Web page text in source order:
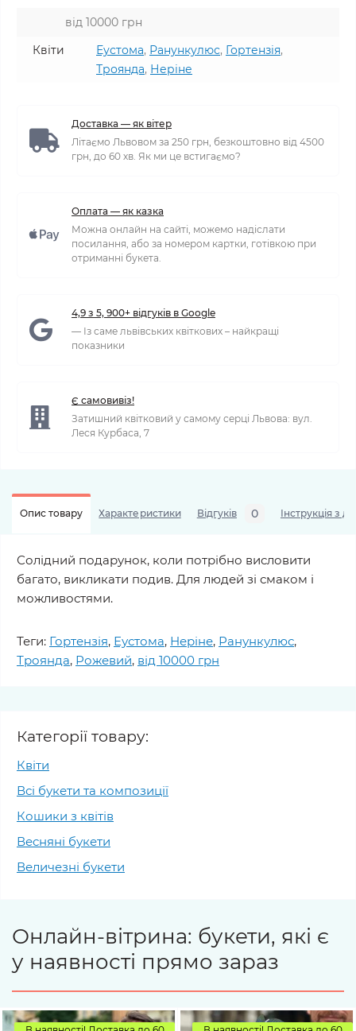
від 10000 грн
Квіти
Еустома, Ранункулюс, Гортензія,
Троянда, Неріне
Доставка — як вітер
Літаємо Львовом за 250 грн, безкоштовно від 4500
грн, до 60 хв. Як ми це встигаємо?
Оплата — як казка
Можна онлайн на сайті, можемо надіслати
посилання, або за номером картки, готівкою при
отриманні букета.
4,9 з 5, 900+ відгуків в Google
— Із саме львівських квіткових – найкращі
показники
Є самовивіз!
Затишний квітковий у самому серці Львова: вул.
Леся Курбаса, 7
Опис товару Характеристики Відгуків 0 Інструкція з
Солідний подарунок, коли потрібно висловити
багато, викликати подив. Для людей зі смаком і
можливостями.
Теги: Гортензія, Еустома, Неріне, Ранункулюс,
Троянда, Рожевий, від 10000 грн
Категорії товару:
Квіти
Всі букети та композиції
Кошики з квітів
Весняні букети
Величезні букети
Онлайн-вітрина: букети, які є
у наявності прямо зараз